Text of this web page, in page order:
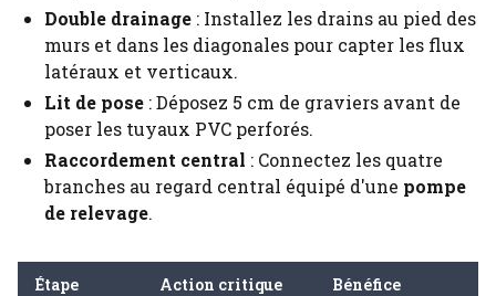
Double drainage : Installez les drains au pied des
murs et dans les diagonales pour capter les flux
latéraux et verticaux.
Lit de pose : Déposez 5 cm de graviers avant de
poser les tuyaux PVC perforés.
Raccordement central : Connectez les quatre
branches au regard central équipé d'une pompe
de relevage.
Étape Action critique Bénéfice